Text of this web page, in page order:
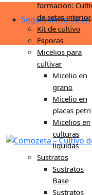
Seguimiento de
formacion:
de setas interior
Kit de cultivo
Esporas
Micelios para
cultivar
Micelio en
grano
Micelio en
placas petri
Micelios en
culturas
liquidas
Sustratos
Sustratos
Base
Sustratos